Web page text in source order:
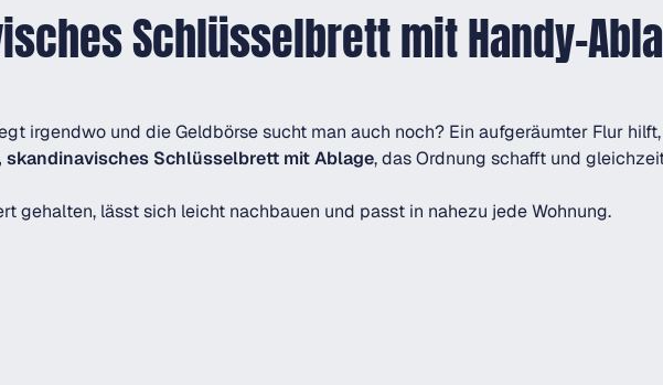
Schlüsselbrett mit Handy-
irgendwo und die Geldbörse sucht man auch noch? Ein aufgeräumter Flur
Schlüsselbrett mit Ablage, das Ordnung schafft und
gehalten, lässt sich leicht nachbauen und passt in nahezu jede Wohnung.